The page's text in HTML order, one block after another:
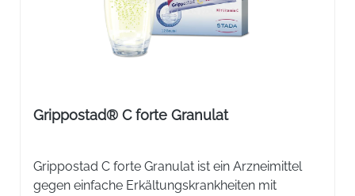
Grippostad® C forte Granulat
Grippostad C forte Granulat ist ein Arzneimittel
gegen einfache Erkältungskrankheiten mit